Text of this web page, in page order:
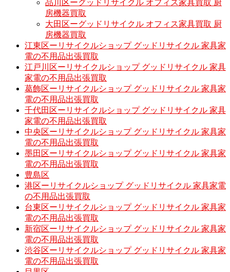
品川区ーグッドリサイクル オフィス家具買取 厨
房機器買取
大田区ーグッドリサイクル オフィス家具買取 厨
房機器買取
江東区ーリサイクルショップ グッドリサイクル 家具家
電の不用品出張買取
江戸川区ーリサイクルショップ グッドリサイクル 家具
家電の不用品出張買取
葛飾区ーリサイクルショップ グッドリサイクル 家具家
電の不用品出張買取
千代田区ーリサイクルショップ グッドリサイクル 家具
家電の不用品出張買取
中央区ーリサイクルショップ グッドリサイクル 家具家
電の不用品出張買取
墨田区ーリサイクルショップ グッドリサイクル 家具家
電の不用品出張買取
豊島区
港区ーリサイクルショップ グッドリサイクル 家具家電
の不用品出張買取
台東区ーリサイクルショップ グッドリサイクル 家具家
電の不用品出張買取
新宿区ーリサイクルショップ グッドリサイクル 家具家
電の不用品出張買取
渋谷区ーリサイクルショップ グッドリサイクル 家具家
電の不用品出張買取